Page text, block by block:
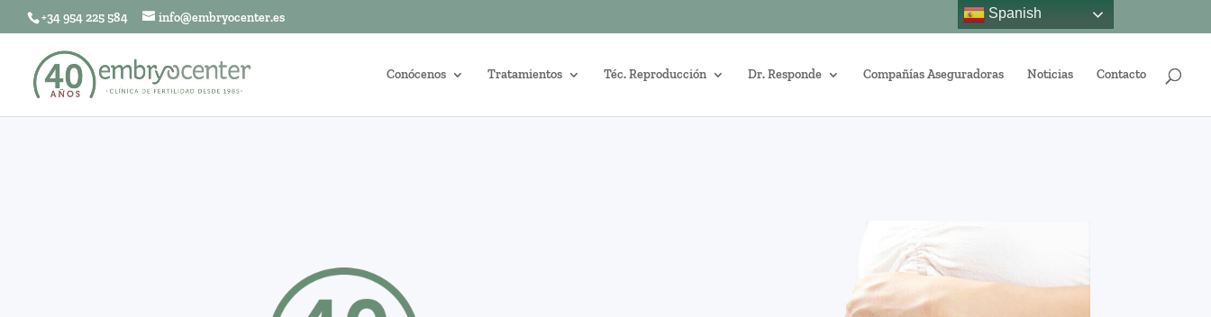
+34 954 225 584 info@embryocenter.es
Conócenos Tratamientos Téc. Reproducción Dr. Responde Compañías Aseguradoras Noticias Contacto
Spanish